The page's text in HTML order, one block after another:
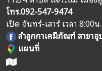
โทร.092-547-9474
เปิด จันทร์-เสาร์ เวลา 8:00
ลำลูกกาเคมีภัณฑ์ สาขาอุ
แผนที่